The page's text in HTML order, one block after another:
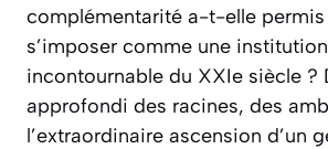
complémentarité a-t-elle
s’imposer comme une institution
incontournable du XXIe siècle ?
approfondi des racines, des
l’extraordinaire ascension d’un